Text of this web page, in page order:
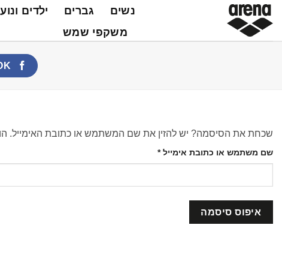
Skip
content
נשים גברים ילדים
משקפי שמש
שכחת את הסיסמה? יש להזין את שם המשתמש או כתובת האימייל.
שם משתמש או כתובת אימייל*חובה
איפוס סיסמה